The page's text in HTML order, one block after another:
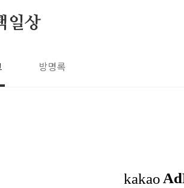
일상
방명록